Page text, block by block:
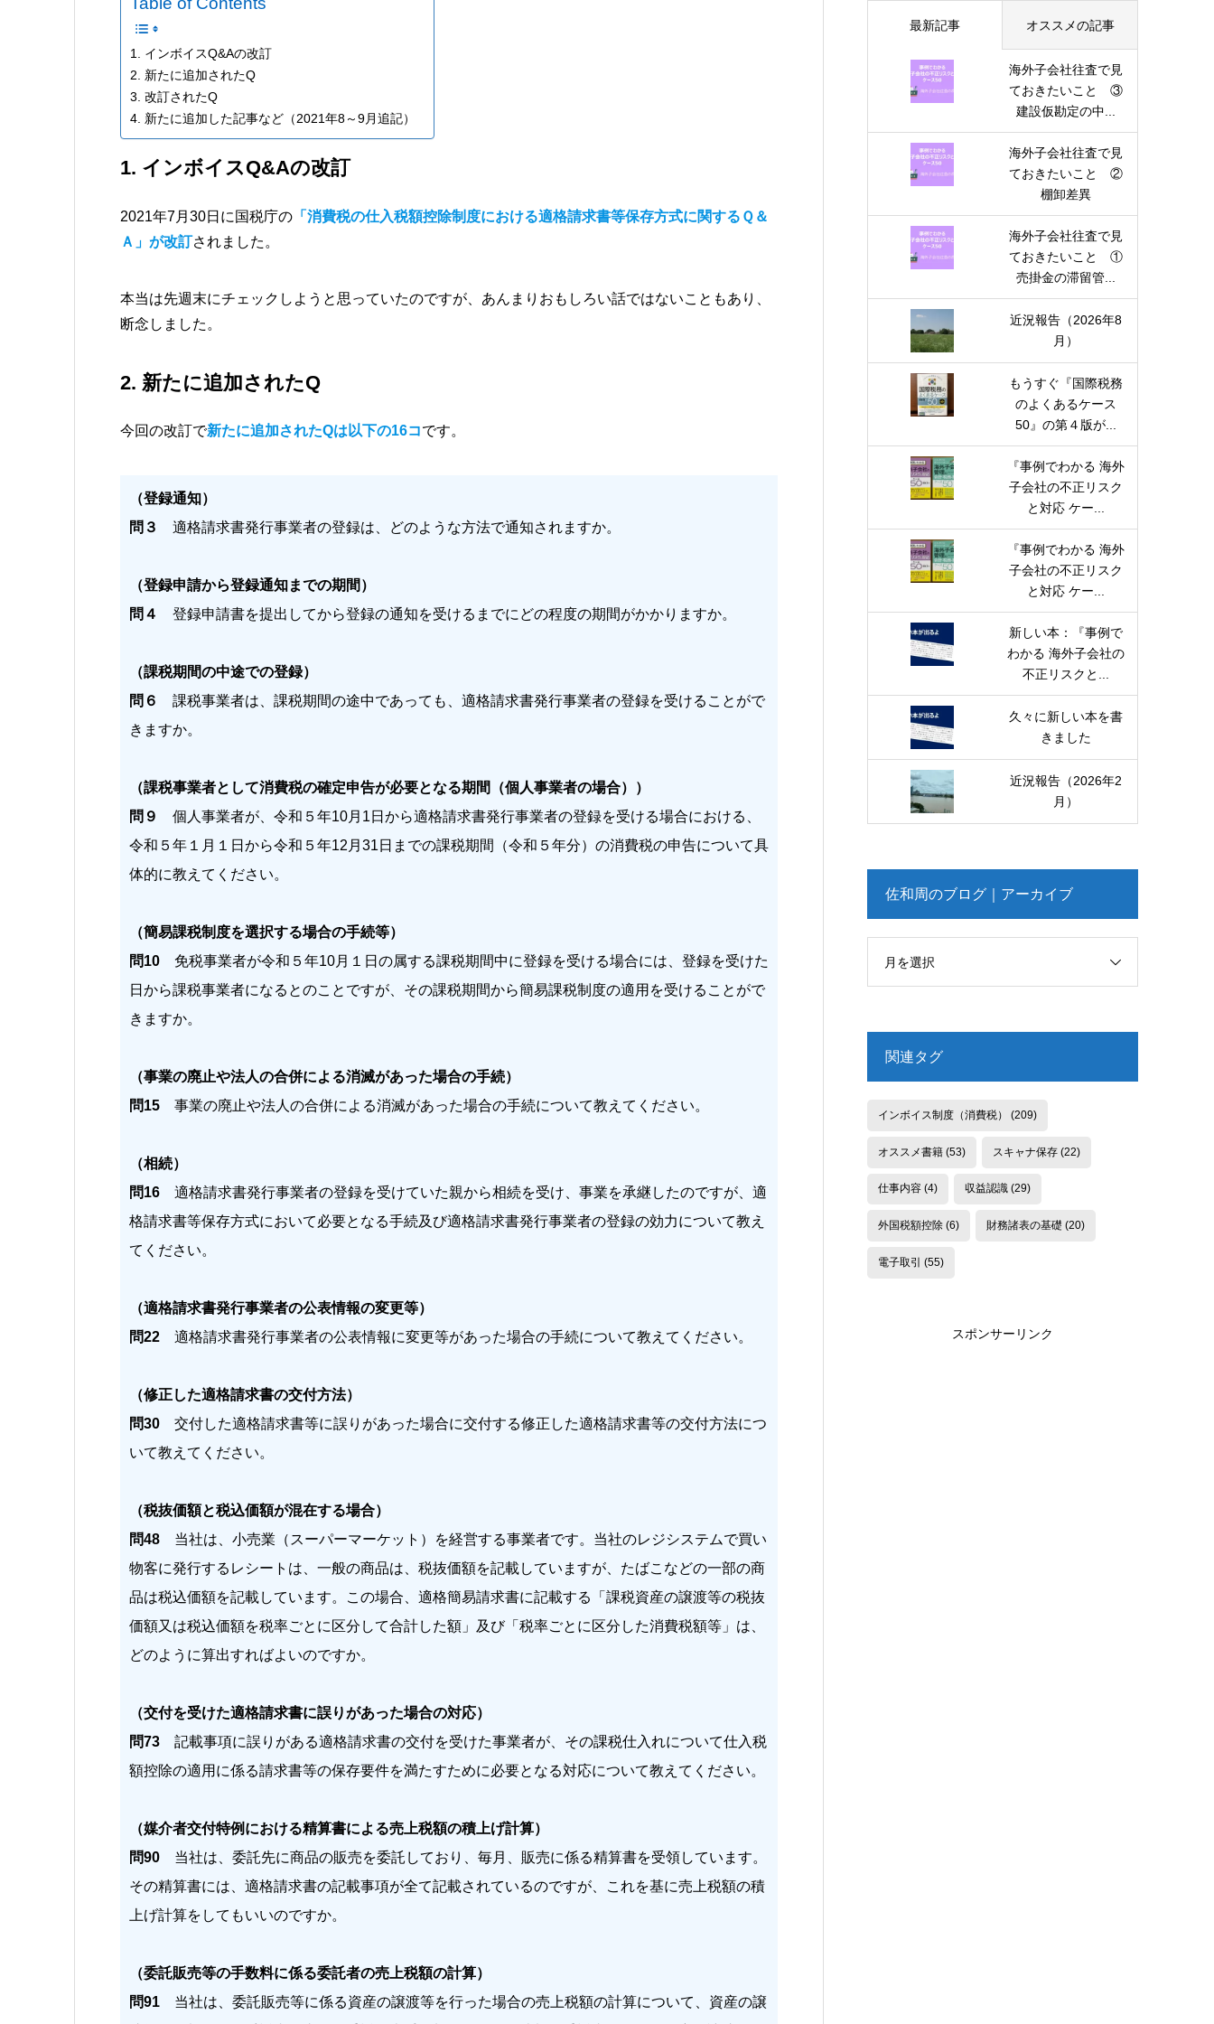
1. インボイスQ&Aの改訂
2. 新たに追加されたQ
3. 改訂されたQ
4. 新たに追加した記事など（2021年8～9月追記）
1. インボイスQ&Aの改訂
2021年7月30日に国税庁の 「消費税の仕入税額控除制度における適格請求書等保存方式に関するＱ＆
Ａ」が改訂されました。
本当は先週末にチェックしようと思っていたのですが、あんまりおもしろい話ではないこともあり、
断念しました。
2. 新たに追加されたQ
今回の改訂で新たに追加されたQは以下の16コです。
（登録通知）
問３
適格請求書発行事業者の登録は、どのような方法で通知されますか。
（登録申請から登録通知までの期間）
問４
登録申請書を提出してから登録の通知を受けるまでにどの程度の期間がかかりますか。
（課税期間の中途での登録）
問６
課税事業者は、課税期間の途中であっても、適格請求書発行事業者の登録を受けることがで
きますか。
（課税事業者として消費税の確定申告が必要となる期間（個人事業者の場合））
問９
個人事業者が、令和５年10月1日から適格請求書発行事業者の登録を受ける場合における、
令和５年１月１日から令和５年12月31日までの課税期間（令和５年分）の消費税の申告について具
体的に教えてください。
（簡易課税制度を選択する場合の手続等）
問10 免税事業者が令和５年10月１日の属する課税期間中に登録を受ける場合には、登録を受けた
日から課税事業者になるとのことですが、その課税期間から簡易課税制度の適用を受けることがで
きますか。
（事業の廃止や法人の合併による消滅があった場合の手続）
問15 事業の廃止や法人の合併による消滅があった場合の手続について教えてください。
（相続）
問16 適格請求書発行事業者の登録を受けていた親から相続を受け、事業を承継したのですが、適
格請求書等保存方式において必要となる手続及び適格請求書発行事業者の登録の効力について教え
てください。
（適格請求書発行事業者の公表情報の変更等）
問22 適格請求書発行事業者の公表情報に変更等があった場合の手続について教えてください。
（修正した適格請求書の交付方法）
問30 交付した適格請求書等に誤りがあった場合に交付する修正した適格請求書等の交付方法につ
いて教えてください。
（税抜価額と税込価額が混在する場合）
問48 当社は、小売業（スーパーマーケット）を経営する事業者です。当社のレジシステムで買い
物客に発行するレシートは、一般の商品は、税抜価額を記載していますが、たばこなどの一部の商
品は税込価額を記載しています。この場合、適格簡易請求書に記載する「課税資産の譲渡等の税抜
価額又は税込価額を税率ごとに区分して合計した額」及び「税率ごとに区分した消費税額等」は、
どのように算出すればよいのですか。
（交付を受けた適格請求書に誤りがあった場合の対応）
問73 記載事項に誤りがある適格請求書の交付を受けた事業者が、その課税仕入れについて仕入税
額控除の適用に係る請求書等の保存要件を満たすために必要となる対応について教えてください。
（媒介者交付特例における精算書による売上税額の積上げ計算）
問90 当社は、委託先に商品の販売を委託しており、毎月、販売に係る精算書を受領しています。
その精算書には、適格請求書の記載事項が全て記載されているのですが、これを基に売上税額の積
上げ計算をしてもいいのですか。
（委託販売等の手数料に係る委託者の売上税額の計算）
問91 当社は、委託販売等に係る資産の譲渡等を行った場合の売上税額の計算について、資産の譲
最新記事 オススメの記事
海外子会社往査で見
ておきたいこと ③
建設仮勘定の中...
海外子会社往査で見
ておきたいこと ②
棚卸差異
海外子会社往査で見
ておきたいこと ①
売掛金の滞留管...
近況報告（2026年8
月）
もうすぐ『国際税務
のよくあるケース
50』の第４版が...
『事例でわかる 海外
子会社の不正リスク
と対応 ケー...
『事例でわかる 海外
子会社の不正リスク
と対応 ケー...
新しい本：『事例で
わかる 海外子会社の
不正リスクと...
久々に新しい本を書
きました
近況報告（2026年2
月）
佐和周のブログ｜アーカイブ
月を選択
関連タグ
インボイス制度（消費税） (209)
オススメ書籍(53) スキャナ保存(22)
仕事内容(4) 収益認識(29)
外国税額控除(6) 財務諸表の基礎 (20)
電子取引 (55)
スポンサーリンク